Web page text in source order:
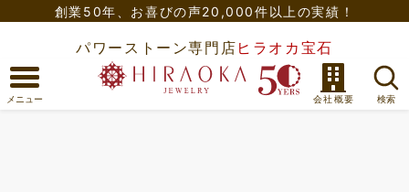
創業50年、 お喜びの声20,000件以上の実績！
パワーストーン専門店 ヒラオカ宝石